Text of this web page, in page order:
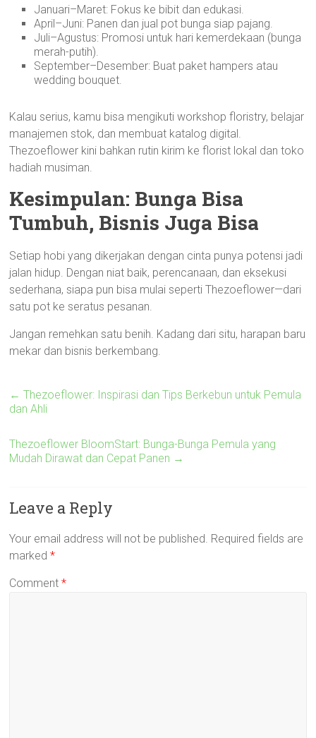
Januari–Maret: Fokus ke bibit dan edukasi.
April–Juni: Panen dan jual pot bunga siap pajang.
Juli–Agustus: Promosi untuk hari kemerdekaan (bunga
merah-putih).
September–Desember: Buat paket hampers atau
wedding bouquet.
Kalau serius, kamu bisa mengikuti workshop floristry, belajar
manajemen stok, dan membuat katalog digital.
Thezoeflower kini bahkan rutin kirim ke florist lokal dan toko
hadiah musiman.
Kesimpulan: Bunga Bisa
Tumbuh, Bisnis Juga Bisa
Setiap hobi yang dikerjakan dengan cinta punya potensi jadi
jalan hidup. Dengan niat baik, perencanaan, dan eksekusi
sederhana, siapa pun bisa mulai seperti Thezoeflower—dari
satu pot ke seratus pesanan.
Jangan remehkan satu benih. Kadang dari situ, harapan baru
mekar dan bisnis berkembang.
← Thezoeflower: Inspirasi dan Tips Berkebun untuk Pemula
dan Ahli
Thezoeflower BloomStart: Bunga-Bunga Pemula yang
Mudah Dirawat dan Cepat Panen →
Leave a Reply
Your email address will not be published. Required fields are
marked*
Comment*